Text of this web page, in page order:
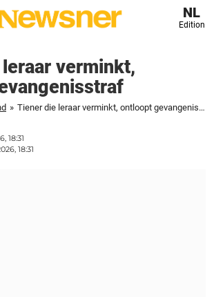
NL
Edition
verminkt,
» Tiener die leraar verminkt, ontloopt gevangenisstraf
18:31
18:31